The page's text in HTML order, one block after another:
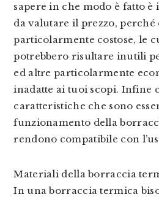
sapere in che modo è fatto è
da valutare il prezzo, perché
particolarmente costose, le
potrebbero risultare inutili
ed altre particolarmente
inadatte ai tuoi scopi. Infine
caratteristiche che sono
funzionamento della
rendono compatibile con
Materiali della borraccia
In una borraccia termica